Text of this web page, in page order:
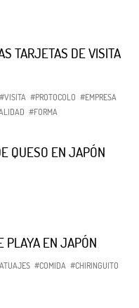
TARJETAS DE VISITA
#VISITA #PROTOCOLO #EMPRESA
#FORMA
QUESO EN JAPÓN
PLAYA EN JAPÓN
#COMIDA #CHIRINGUITO